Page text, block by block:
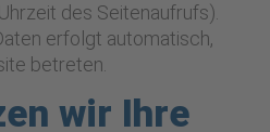
des Seitenaufrufs).
erfolgt automatisch,
betreten.
wir Ihre